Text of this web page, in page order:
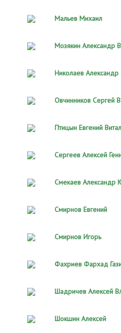
Мальев Михаил
Мозякин Александр
Николаев Александр
Овчинников Сергей
Птицын Евгений
Сергеев Алексей
Смекаев Александр
Смирнов Евгений
Смирнов Игорь
Фахриев Фархад
Шадричев Алексей
Шокшин Алексей